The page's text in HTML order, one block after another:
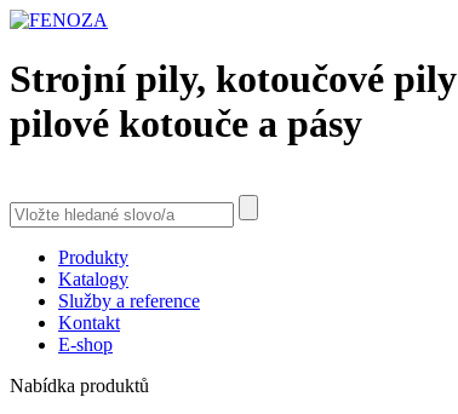
Strojní pily, kotoučové pily
pilové kotouče a pásy
Produkty
Katalogy
Služby a reference
Kontakt
E-shop
Nabídka produktů